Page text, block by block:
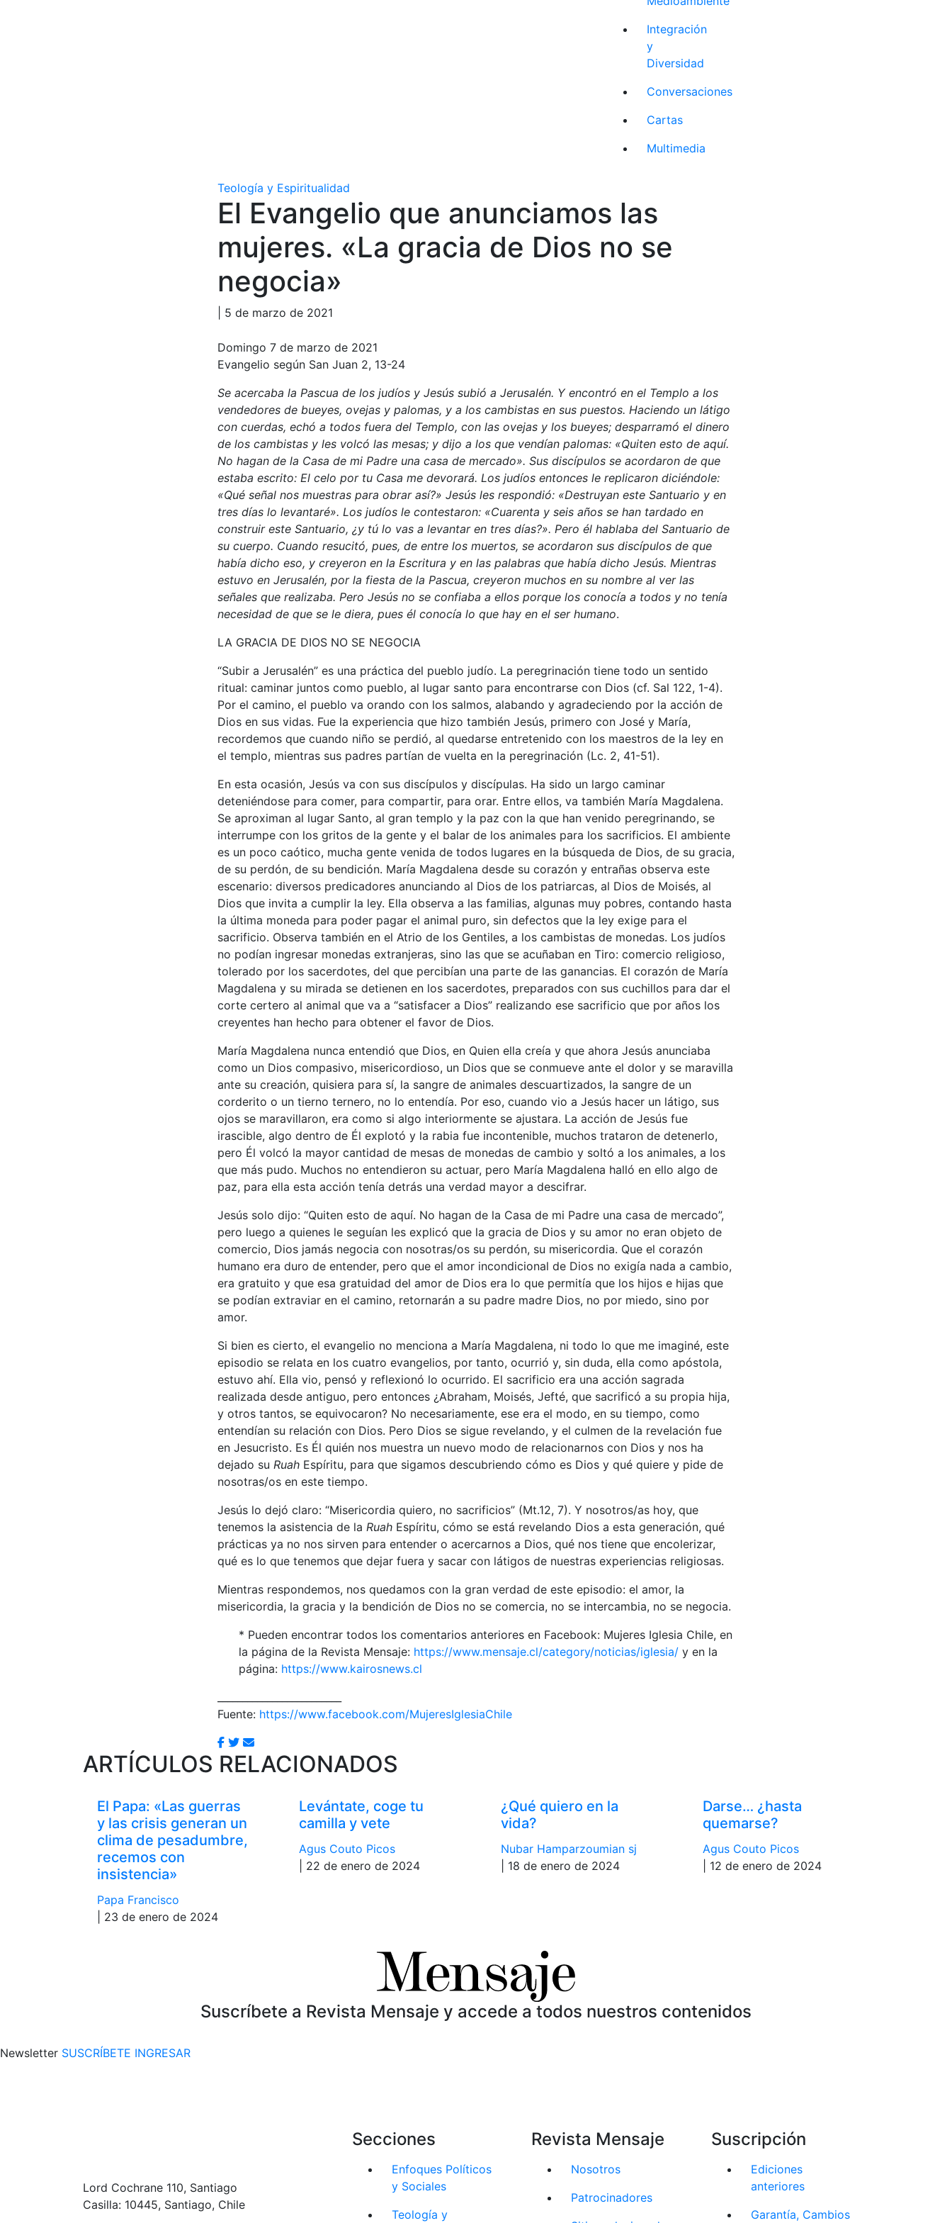
Integración
y
Diversidad
Conversaciones
Cartas
Multimedia
Teología y Espiritualidad
El Evangelio que anunciamos las
mujeres. «La gracia de Dios no se
negocia»
| 5 de marzo de 2021
Domingo 7 de marzo de 2021
Evangelio según San Juan 2, 13-24
Se acercaba la Pascua de los judíos y Jesús subió a Jerusalén. Y encontró en el Templo a los
vendedores de bueyes, ovejas y palomas, y a los cambistas en sus puestos. Haciendo un látigo
con cuerdas, echó a todos fuera del Templo, con las ovejas y los bueyes; desparramó el dinero
de los cambistas y les volcó las mesas; y dijo a los que vendían palomas: «Quiten esto de aquí.
No hagan de la Casa de mi Padre una casa de mercado». Sus discípulos se acordaron de que
estaba escrito: El celo por tu Casa me devorará. Los judíos entonces le replicaron diciéndole:
«Qué señal nos muestras para obrar así?» Jesús les respondió: «Destruyan este Santuario y en
tres días lo levantaré». Los judíos le contestaron: «Cuarenta y seis años se han tardado en
construir este Santuario, ¿y tú lo vas a levantar en tres días?». Pero él hablaba del Santuario de
su cuerpo. Cuando resucitó, pues, de entre los muertos, se acordaron sus discípulos de que
había dicho eso, y creyeron en la Escritura y en las palabras que había dicho Jesús. Mientras
estuvo en Jerusalén, por la fiesta de la Pascua, creyeron muchos en su nombre al ver las
señales que realizaba. Pero Jesús no se confiaba a ellos porque los conocía a todos y no tenía
necesidad de que se le diera, pues él conocía lo que hay en el ser humano.
LA GRACIA DE DIOS NO SE NEGOCIA
“Subir a Jerusalén” es una práctica del pueblo judío. La peregrinación tiene todo un sentido
ritual: caminar juntos como pueblo, al lugar santo para encontrarse con Dios (cf. Sal 122, 1-4).
Por el camino, el pueblo va orando con los salmos, alabando y agradeciendo por la acción de
Dios en sus vidas. Fue la experiencia que hizo también Jesús, primero con José y María,
recordemos que cuando niño se perdió, al quedarse entretenido con los maestros de la ley en
el templo, mientras sus padres partían de vuelta en la peregrinación (Lc. 2, 41-51).
En esta ocasión, Jesús va con sus discípulos y discípulas. Ha sido un largo caminar
deteniéndose para comer, para compartir, para orar. Entre ellos, va también María Magdalena.
Se aproximan al lugar Santo, al gran templo y la paz con la que han venido peregrinando, se
interrumpe con los gritos de la gente y el balar de los animales para los sacrificios. El ambiente
es un poco caótico, mucha gente venida de todos lugares en la búsqueda de Dios, de su gracia,
de su perdón, de su bendición. María Magdalena desde su corazón y entrañas observa este
escenario: diversos predicadores anunciando al Dios de los patriarcas, al Dios de Moisés, al
Dios que invita a cumplir la ley. Ella observa a las familias, algunas muy pobres, contando hasta
la última moneda para poder pagar el animal puro, sin defectos que la ley exige para el
sacrificio. Observa también en el Atrio de los Gentiles, a los cambistas de monedas. Los judíos
no podían ingresar monedas extranjeras, sino las que se acuñaban en Tiro: comercio religioso,
tolerado por los sacerdotes, del que percibían una parte de las ganancias. El corazón de María
Magdalena y su mirada se detienen en los sacerdotes, preparados con sus cuchillos para dar el
corte certero al animal que va a “satisfacer a Dios” realizando ese sacrificio que por años los
creyentes han hecho para obtener el favor de Dios.
María Magdalena nunca entendió que Dios, en Quien ella creía y que ahora Jesús anunciaba
como un Dios compasivo, misericordioso, un Dios que se conmueve ante el dolor y se maravilla
ante su creación, quisiera para sí, la sangre de animales descuartizados, la sangre de un
corderito o un tierno ternero, no lo entendía. Por eso, cuando vio a Jesús hacer un látigo, sus
ojos se maravillaron, era como si algo interiormente se ajustara. La acción de Jesús fue
irascible, algo dentro de Él explotó y la rabia fue incontenible, muchos trataron de detenerlo,
pero Él volcó la mayor cantidad de mesas de monedas de cambio y soltó a los animales, a los
que más pudo. Muchos no entendieron su actuar, pero María Magdalena halló en ello algo de
paz, para ella esta acción tenía detrás una verdad mayor a descifrar.
Jesús solo dijo: “Quiten esto de aquí. No hagan de la Casa de mi Padre una casa de mercado”,
pero luego a quienes le seguían les explicó que la gracia de Dios y su amor no eran objeto de
comercio, Dios jamás negocia con nosotras/os su perdón, su misericordia. Que el corazón
humano era duro de entender, pero que el amor incondicional de Dios no exigía nada a cambio,
era gratuito y que esa gratuidad del amor de Dios era lo que permitía que los hijos e hijas que
se podían extraviar en el camino, retornarán a su padre madre Dios, no por miedo, sino por
amor.
Si bien es cierto, el evangelio no menciona a María Magdalena, ni todo lo que me imaginé, este
episodio se relata en los cuatro evangelios, por tanto, ocurrió y, sin duda, ella como apóstola,
estuvo ahí. Ella vio, pensó y reflexionó lo ocurrido. El sacrificio era una acción sagrada
realizada desde antiguo, pero entonces ¿Abraham, Moisés, Jefté, que sacrificó a su propia hija,
y otros tantos, se equivocaron? No necesariamente, ese era el modo, en su tiempo, como
entendían su relación con Dios. Pero Dios se sigue revelando, y el culmen de la revelación fue
en Jesucristo. Es Él quién nos muestra un nuevo modo de relacionarnos con Dios y nos ha
dejado su Ruah Espíritu, para que sigamos descubriendo cómo es Dios y qué quiere y pide de
nosotras/os en este tiempo.
Jesús lo dejó claro: “Misericordia quiero, no sacrificios” (Mt.12, 7). Y nosotros/as hoy, que
tenemos la asistencia de la Ruah Espíritu, cómo se está revelando Dios a esta generación, qué
prácticas ya no nos sirven para entender o acercarnos a Dios, qué nos tiene que encolerizar,
qué es lo que tenemos que dejar fuera y sacar con látigos de nuestras experiencias religiosas.
Mientras respondemos, nos quedamos con la gran verdad de este episodio: el amor, la
misericordia, la gracia y la bendición de Dios no se comercia, no se intercambia, no se negocia.
* Pueden encontrar todos los comentarios anteriores en Facebook: Mujeres Iglesia Chile, en
la página de la Revista Mensaje: https://www.mensaje.cl/category/noticias/iglesia/ y en la
página: https://www.kairosnews.cl
Fuente: https://www.facebook.com/MujeresIglesiaChile
ARTÍCULOS RELACIONADOS
El Papa: «Las guerras
y las crisis generan un
clima de pesadumbre,
recemos con
insistencia»
Papa Francisco
| 23 de enero de 2024
Levántate, coge tu
camilla y vete
Agus Couto Picos
| 22 de enero de 2024
¿Qué quiero en la
vida?
Nubar Hamparzoumian sj
| 18 de enero de 2024
Darse… ¿hasta
quemarse?
Agus Couto Picos
| 12 de enero de 2024
Suscríbete a Revista Mensaje y accede a todos nuestros contenidos
Newsletter SUSCRÍBETE INGRESAR
Lord Cochrane 110, Santiago
Casilla: 10445, Santiago, Chile
Secciones
Enfoques Políticos
y Sociales
Teología y
Revista Mensaje
Nosotros
Patrocinadores
Suscripción
Ediciones
anteriores
Garantía, Cambios